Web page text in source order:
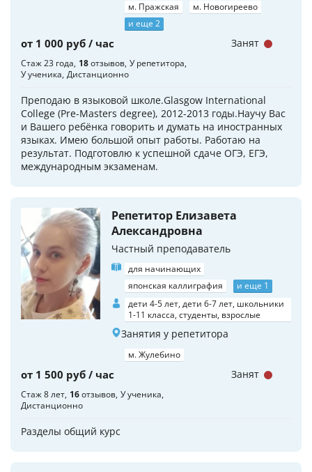
м. Пражская
м. Новогиреево
и еще 2
от 1 000 руб / час
Стаж 23 года 18отзывов У репетитора
У ученика Дистанционно
Преподаю в языковой школе.Glasgow International
College (Pre-Masters degree), 2012-2013 годы.Научу Вас
и Вашего ребёнка говорить и думать на иностранных
языках. Имею большой опыт работы. Работаю на
результат. Подготовлю к успешной сдаче ОГЭ, ЕГЭ,
международным экзаменам.
Занят
Репетитор Елизавета
Александровна
Частный преподаватель
для начинающих
японская каллиграфия
и еще 1
дети 4-5 лет, дети 6-7 лет, школьники
1-11 класса, студенты, взрослые
Занятия у репетитора
м. Жулебино
от 1 500 руб / час
Стаж 8 лет 16отзывов У ученика
Дистанционно
Разделы общий курс
Занят